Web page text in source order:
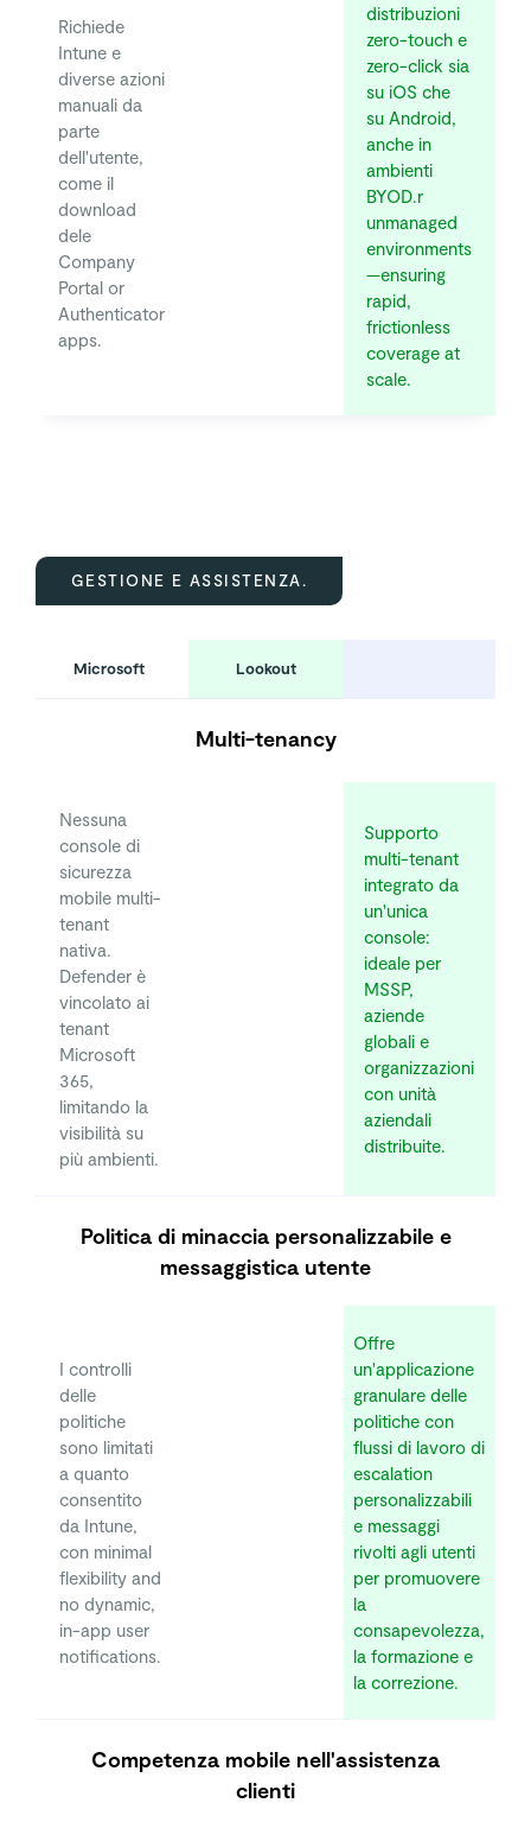
Richiede
Intune e
diverse azioni
manuali da
parte
dell'utente,
come il
download
dele
Company
Portal or
Authenticator
apps.
distribuzioni
zero-touch e
zero-click sia
su iOS che
su Android,
anche in
ambienti
BYOD.r
unmanaged
environments
—ensuring
rapid,
frictionless
coverage at
scale.
GESTIONE E ASSISTENZA.
Microsoft Lookout
Multi-tenancy
Nessuna
console di
sicurezza
mobile multi-
tenant
nativa.
Defender è
vincolato ai
tenant
Microsoft
365,
limitando la
visibilità su
più ambienti.
Supporto
multi-tenant
integrato da
un'unica
console:
ideale per
MSSP,
aziende
globali e
organizzazioni
con unità
aziendali
distribuite.
Politica di minaccia personalizzabile e
messaggistica utente
I controlli
delle
politiche
sono limitati
a quanto
consentito
da Intune,
con minimal
flexibility and
no dynamic,
in-app user
notifications.
Offre
un'applicazione
granulare delle
politiche con
flussi di lavoro di
escalation
personalizzabili
e messaggi
rivolti agli utenti
per promuovere
la
consapevolezza,
la formazione e
la correzione.
Competenza mobile nell'assistenza
clienti